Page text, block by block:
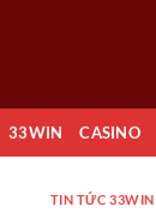
33WIN CASINO
TIN TỨC 33WIN